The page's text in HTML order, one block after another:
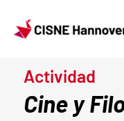
contenido
Actividad
Cine y